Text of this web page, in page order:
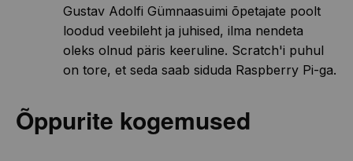
Gustav Adolfi Gümnaasuimi õpetajate poolt
loodud veebileht ja juhised, ilma nendeta
oleks olnud päris keeruline. Scratch'i puhul
on tore, et seda saab siduda Raspberry Pi-ga.
Õppurite kogemused